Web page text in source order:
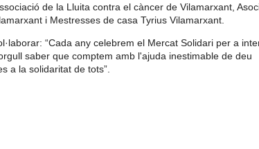
de la Lluita contra el càncer de Vilamarxant,
i Mestresses de casa Tyrius Vilamarxant.
“Cada any celebrem el Mercat Solidari per a
saber que comptem amb l'ajuda inestimable de deu
a la solidaritat de tots”.